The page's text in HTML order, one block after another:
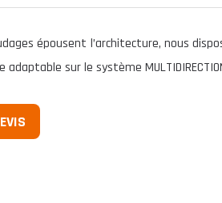
épousent l’architecture, nous
adaptable sur le système